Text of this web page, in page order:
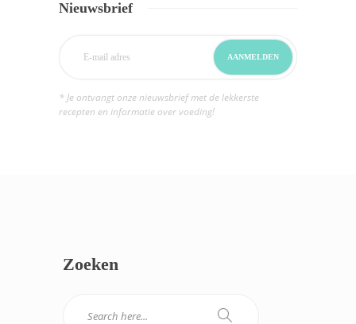
Nieuwsbrief
* Je ontvangt onze nieuwsbrief met de lekkerste
recepten en informatie over voeding!
Zoeken